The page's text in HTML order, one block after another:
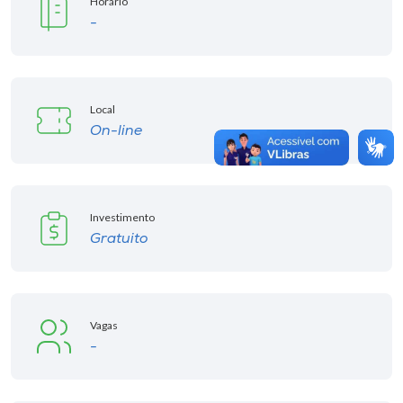
-
Local
On-line
Investimento
Gratuito
Vagas
-